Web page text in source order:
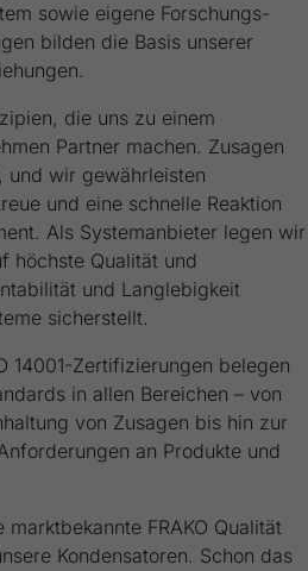
sowie eigene Forschungs-
bilden die Basis unserer
die uns zu einem
Partner machen. Zusagen
und wir gewährleisten
und eine schnelle Reaktion
Als Systemanbieter legen wir
höchste Qualität und
und Langlebigkeit
sicherstellt.
14001-Zertifizierungen belegen
in allen Bereichen – von
von Zusagen bis hin zur
an Produkte und
FRAKO Qualität
Kondensatoren. Schon das
falls der Webseiten-Betreiber
hat.